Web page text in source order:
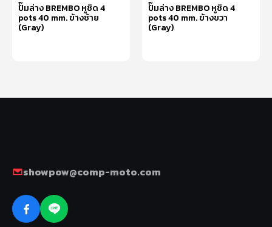
ปั๊มล่าง BREMBO หูชิด 4
pots 40 mm. ข้างซ้าย
(Gray)
ปั๊มล่าง BREMBO หูชิด 4
pots 40 mm. ข้างขวา
(Gray)
showpow@comp-moto.com